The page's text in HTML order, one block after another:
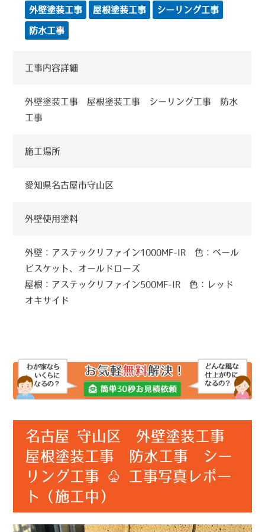
外壁塗装工事 屋根塗装工事 シーリング工事
防水工事
工事内容詳細
外壁塗装工事 屋根塗装工事 シーリング工事 防水
工事
施工場所
愛知県名古屋市守山区
外壁使用塗料
外壁：アステックリファイン1000MF-IR 色：ペール
ビスケット、オールドローズ
屋根：アステックリファイン500MF-IR 色：レッド
オキサイド
名古屋 守山区 外壁塗装工事
屋根塗装工事 防水工事 シー
リング工事 ♧ 工事写真レポー
ト（施工中）